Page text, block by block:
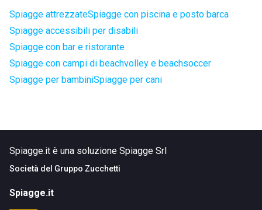
Spiagge attrezzateSpiagge con piscina e posto barca
Spiagge accessibili per disabili
Spiagge con bar e ristorante
Spiagge con campi di beachvolley e beachsoccer
Spiagge per bambiniSpiagge per cani
Spiagge.it è una soluzione Spiagge Srl
Società del Gruppo Zucchetti
Spiagge.it